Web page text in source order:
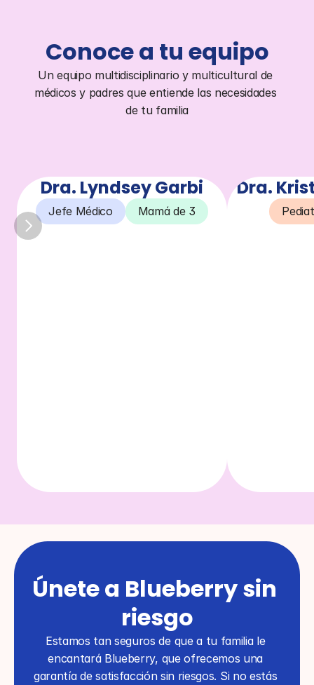
Conoce a tu equipo
Un equipo multidisciplinario y multicultural de
médicos y padres que entiende las necesidades
de tu familia
Dra. Lyndsey Garbi
Jefe Médico Mamá de 3
Dra.
Únete a Blueberry sin
riesgo
Estamos tan seguros de que a tu familia le
encantará Blueberry, que ofrecemos una
garantía de satisfacción sin riesgos. Si no estás